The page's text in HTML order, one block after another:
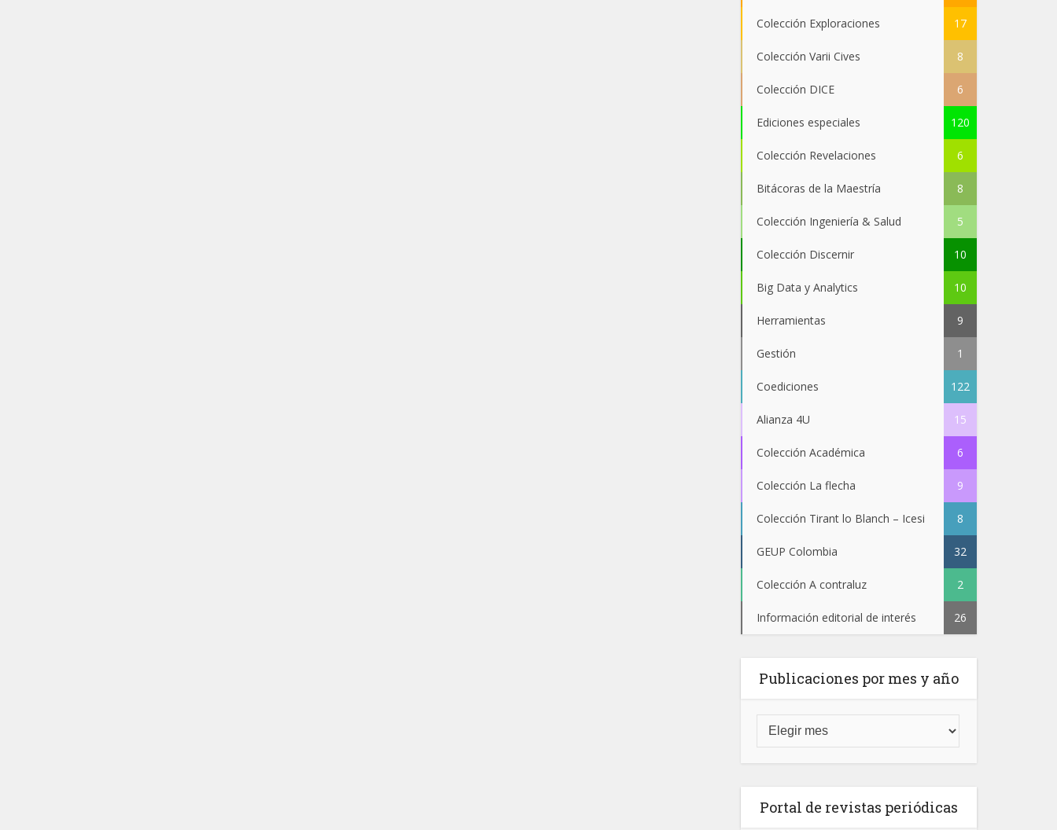
Colección Exploraciones 17
Colección Varii Cives 8
Colección DICE 6
Ediciones especiales 120
Colección Revelaciones 6
Bitácoras de la Maestría 8
Colección Ingeniería & Salud 5
Colección Discernir 10
Big Data y Analytics 10
Herramientas 9
Gestión 1
Coediciones 122
Alianza 4U 15
Colección Académica 6
Colección La flecha 9
Colección Tirant lo Blanch – Icesi 8
GEUP Colombia 32
Colección A contraluz 2
Información editorial de interés 26
Publicaciones por mes y año
Portal de revistas periódicas